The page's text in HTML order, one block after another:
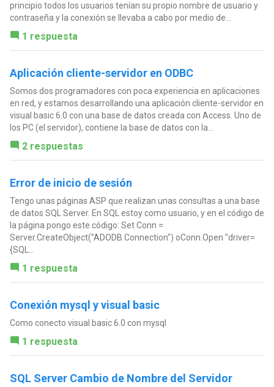
principio todos los usuarios tenían su propio nombre de usuario y
contraseña y la conexión se llevaba a cabo por medio de...
1 respuesta
Aplicación cliente-servidor en ODBC
Somos dos programadores con poca experiencia en aplicaciones
en red, y estamos desarrollando una aplicación cliente-servidor en
visual basic 6.0 con una base de datos creada con Access. Uno de
los PC (el servidor), contiene la base de datos con la...
2 respuestas
Error de inicio de sesión
Tengo unas páginas ASP que realizan unas consultas a una base
de datos SQL Server. En SQL estoy como usuario, y en el código de
la página pongo este código: Set Conn =
Server.CreateObject("ADODB.Connection") oConn.Open "driver=
{SQL...
1 respuesta
Conexión mysql y visual basic
Como conecto visual basic 6.0 con mysql
1 respuesta
SQL Server Cambio de Nombre del Servidor